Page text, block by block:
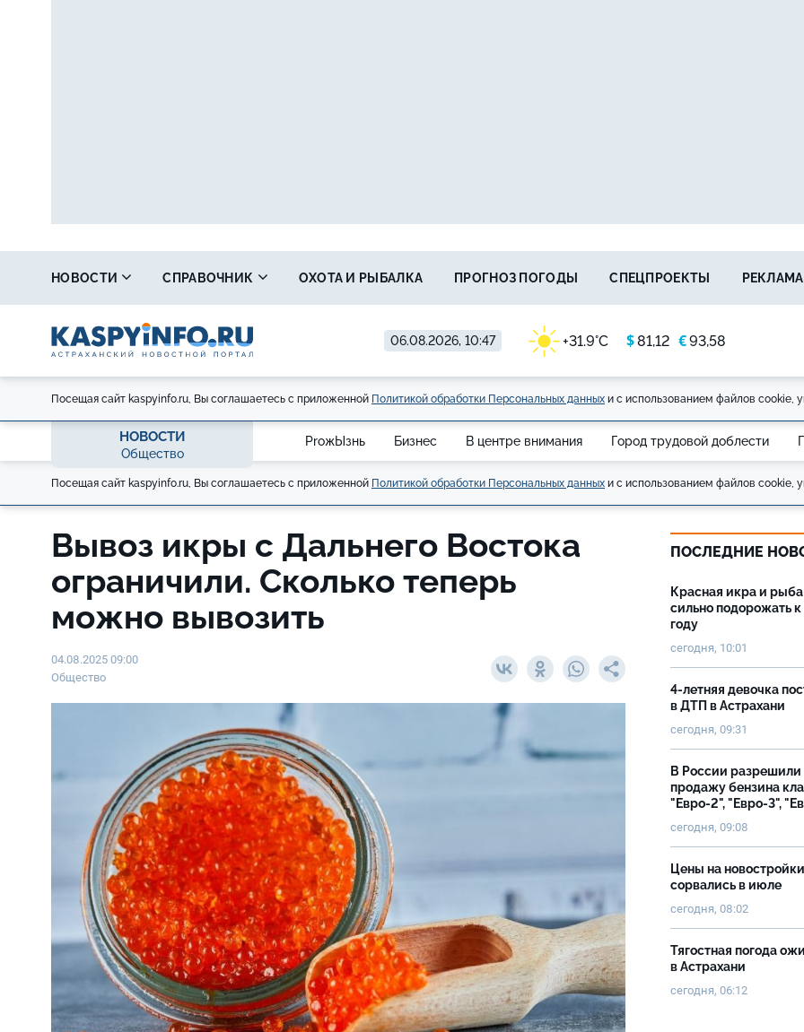
06.08.2026, 10:47 +31.9°C $81,12 €93,58
НОВОСТИ СПРАВОЧНИК ОХОТА И РЫБАЛКА ПРОГНОЗ ПОГОДЫ СПЕЦПРОЕКТЫ
Посещая сайт kaspyinfo.ru, Вы соглашаетесь с приложенной Политикой обработки Персональных данных и с использованием файлов cookie,
НОВОСТИ
Общество
ProжЫзнь Бизнес В центре внимания Город трудовой доблести
Посещая сайт kaspyinfo.ru, Вы соглашаетесь с приложенной Политикой обработки Персональных данных и с использованием файлов cookie,
Вывоз икры с Дальнего Востока
ограничили. Сколько теперь
можно вывозить
04.08.2025 09:00
Общество
ПОСЛЕДНИЕ
Красная икра и рыба
сильно подорожать
году
сегодня, 10:01
4-летняя девочка
в ДТП в Астрахани
сегодня, 09:31
В России разрешили
продажу бензина
"Евро-2", "Евро-3",
сегодня, 09:08
Цены на новостройки
сорвались в июле
сегодня, 08:02
Тягостная погода
в Астрахани
сегодня, 06:12